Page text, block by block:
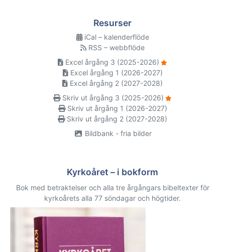
Resurser
iCal – kalenderflöde
RSS – webbflöde
Excel årgång 3 (2025-2026)
Excel årgång 1 (2026-2027)
Excel årgång 2 (2027-2028)
Skriv ut årgång 3 (2025-2026)
Skriv ut årgång 1 (2026-2027)
Skriv ut årgång 2 (2027-2028)
Bildbank - fria bilder
Kyrkoåret – i bokform
Bok med betraktelser och alla tre årgångars bibeltexter för
kyrkoårets alla 77 söndagar och högtider.